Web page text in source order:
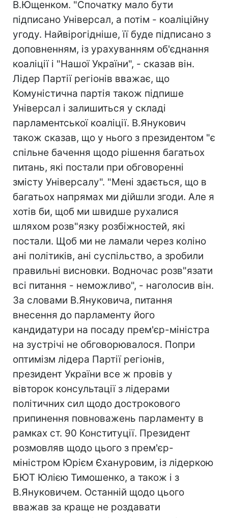
В.Ющенком. "Спочатку мало бути
підписано Універсал, а потім - коаліційну
угоду. Найвірогідніше, її буде підписано з
доповненням, із урахуванням об'єднання
коаліції і "Нашої України", - сказав він.
Лідер Партії регіонів вважає, що
Комуністична партія також підпише
Універсал і залишиться у складі
парламентської коаліції. В.Янукович
також сказав, що у нього з президентом "є
спільне бачення щодо рішення багатьох
питань, які постали при обговоренні
змісту Універсалу". "Мені здається, що в
багатьох напрямах ми дійшли згоди. Але я
хотів би, щоб ми швидше рухалися
шляхом розв"язку розбіжностей, які
постали. Щоб ми не ламали через коліно
ані політиків, ані суспільство, а зробили
правильні висновки. Водночас розв"язати
всі питання - неможливо", - наголосив він.
За словами В.Януковича, питання
внесення до парламенту його
кандидатури на посаду прем'єр-міністра
на зустрічі не обговорювалося. Попри
оптимізм лідера Партії регіонів,
президент України все ж провів у
вівторок консультації з лідерами
політичних сил щодо дострокового
припинення повноважень парламенту в
рамках ст. 90 Конституції. Президент
розмовляв щодо цього з прем'єр-
міністром Юрієм Єхануровим, із лідеркою
БЮТ Юлією Тимошенко, а також і з
В.Януковичем. Останній щодо цього
вважав за краще не роздавати